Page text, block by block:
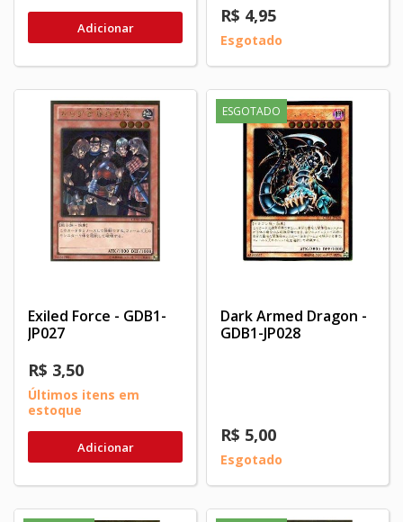
Adicionar
R$ 4,95
Esgotado
Exiled Force - GDB1-
JP027
R$ 3,50
Últimos itens em
estoque
Adicionar
ESGOTADO
Dark Armed Dragon -
GDB1-JP028
R$ 5,00
Esgotado